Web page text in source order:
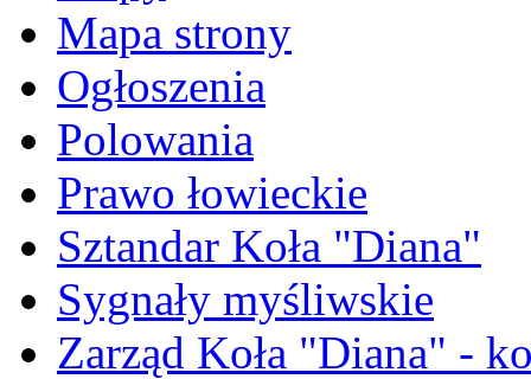
Mapa strony
Ogłoszenia
Polowania
Prawo łowieckie
Sztandar Koła "Diana"
Sygnały myśliwskie
Zarząd Koła "Diana" -